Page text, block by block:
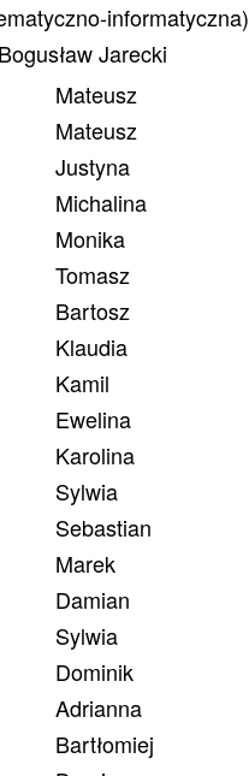
informatyczna)
Jarecki
Mateusz
Mateusz
Justyna
Michalina
Monika
Tomasz
Bartosz
Klaudia
Kamil
Ewelina
Karolina
Sylwia
Sebastian
Marek
Damian
Sylwia
Dominik
Adrianna
Bartłomiej